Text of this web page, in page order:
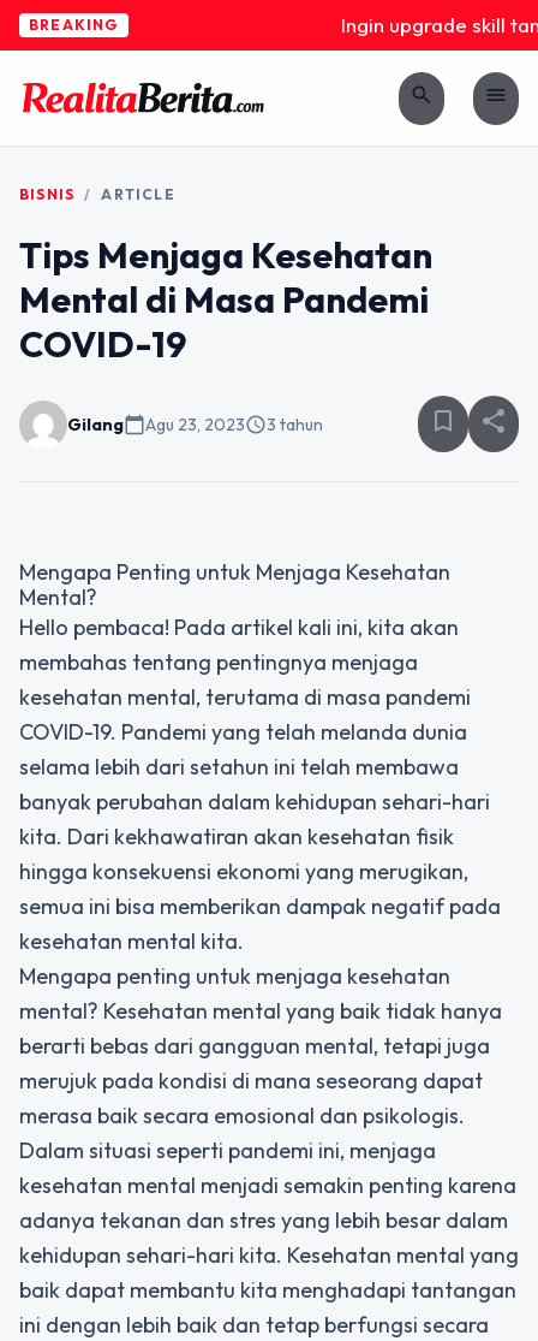
BREAKING Ingin upgrade skill
search menu
BISNIS / ARTICLE
Tips Menjaga Kesehatan
Mental di Masa Pandemi
COVID-19
Gilangcalendar_todayAgu 23, 2023schedule3 tahun bookmark_border share
Mengapa Penting untuk Menjaga Kesehatan
Mental?
Hello pembaca! Pada artikel kali ini, kita akan
membahas tentang pentingnya menjaga
kesehatan mental, terutama di masa pandemi
COVID-19. Pandemi yang telah melanda dunia
selama lebih dari setahun ini telah membawa
banyak perubahan dalam kehidupan sehari-hari
kita. Dari kekhawatiran akan kesehatan fisik
hingga konsekuensi ekonomi yang merugikan,
semua ini bisa memberikan dampak negatif pada
kesehatan mental kita.
Mengapa penting untuk menjaga kesehatan
mental? Kesehatan mental yang baik tidak hanya
berarti bebas dari gangguan mental, tetapi juga
merujuk pada kondisi di mana seseorang dapat
merasa baik secara emosional dan psikologis.
Dalam situasi seperti pandemi ini, menjaga
kesehatan mental menjadi semakin penting karena
adanya tekanan dan stres yang lebih besar dalam
kehidupan sehari-hari kita. Kesehatan mental yang
baik dapat membantu kita menghadapi tantangan
ini dengan lebih baik dan tetap berfungsi secara